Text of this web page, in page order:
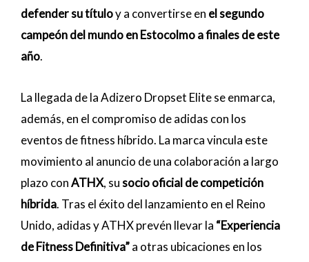
defender su títuloy a convertirse en el segundo
campeón del mundo en Estocolmo a finales de este
año.
La llegada de la Adizero Dropset Elite se enmarca,
además, en el compromiso de adidas con los
eventos de fitness híbrido. La marca vincula este
movimiento al anuncio de una colaboración a largo
plazo conATHX, susocio oficial de competición
híbrida. Tras el éxito del lanzamiento en el Reino
Unido, adidas y ATHX prevén llevar la “Experiencia
de Fitness Definitiva”a otras ubicaciones en los